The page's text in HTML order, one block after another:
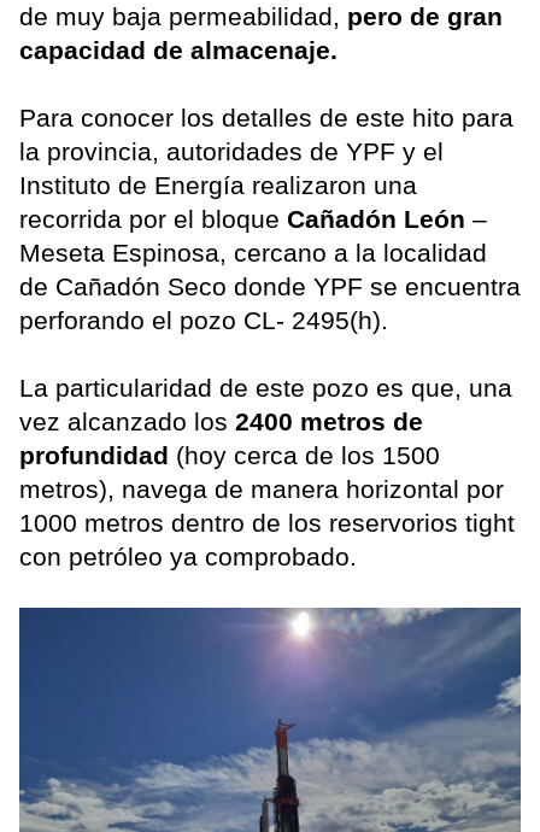
de muy baja permeabilidad, pero de gran
capacidad de almacenaje.
Para conocer los detalles de este hito para
la provincia, autoridades de YPF y el
Instituto de Energía realizaron una
recorrida por el bloque Cañadón León –
Meseta Espinosa, cercano a la localidad
de Cañadón Seco donde YPF se encuentra
perforando el pozo CL- 2495(h).
La particularidad de este pozo es que, una
vez alcanzado los 2400 metros de
profundidad (hoy cerca de los 1500
metros), navega de manera horizontal por
1000 metros dentro de los reservorios tight
con petróleo ya comprobado.